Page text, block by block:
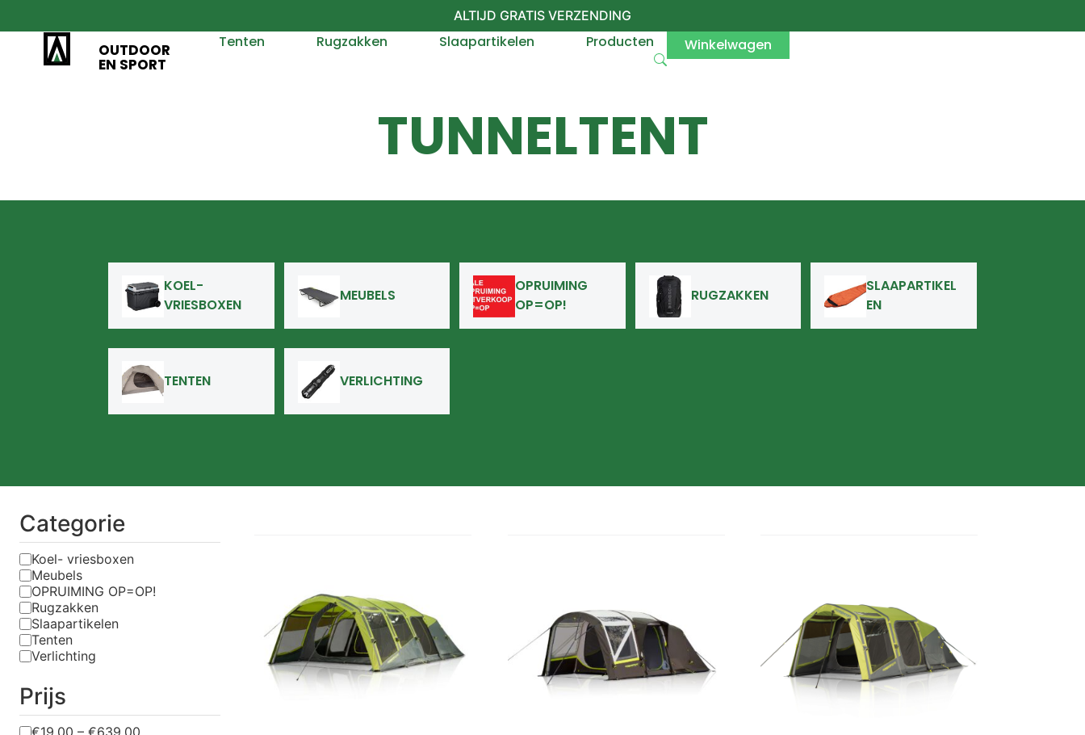
ALTIJD GRATIS VERZENDING
OUTDOOR
EN SPORT
Tenten Rugzakken Slaapartikelen Producten Winkelwagen
TUNNELTENT
KOEL-
VRIESBOXEN
MEUBELS
OPRUIMING
OP=OP!
RUGZAKKEN
SLAAPARTIKEL
EN
TENTEN VERLICHTING
Categorie
Koel- vriesboxen
Meubels
OPRUIMING OP=OP!
Rugzakken
Slaapartikelen
Tenten
Verlichting
Prijs